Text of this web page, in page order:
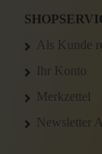
Als Kunde
Ihr Konto
Merkzettel
Newsletter